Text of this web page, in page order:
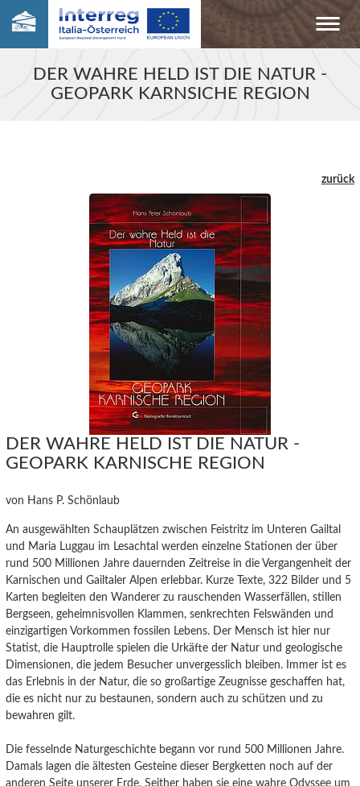
DER WAHRE HELD IST DIE NATUR -
GEOPARK KARNSICHE REGION
zurück
DER WAHRE HELD IST DIE NATUR -
GEOPARK KARNISCHE REGION
von Hans P. Schönlaub
An ausgewählten Schauplätzen zwischen Feistritz im Unteren Gailtal
und Maria Luggau im Lesachtal werden einzelne Stationen der über
rund 500 Millionen Jahre dauernden Zeitreise in die Vergangenheit der
Karnischen und Gailtaler Alpen erlebbar. Kurze Texte, 322 Bilder und 5
Karten begleiten den Wanderer zu rauschenden Wasserfällen, stillen
Bergseen, geheimnisvollen Klammen, senkrechten Felswänden und
einzigartigen Vorkommen fossilen Lebens. Der Mensch ist hier nur
Statist, die Hauptrolle spielen die Urkäfte der Natur und geologische
Dimensionen, die jedem Besucher unvergesslich bleiben. Immer ist es
das Erlebnis in der Natur, die so großartige Zeugnisse geschaffen hat,
die es nicht nur zu bestaunen, sondern auch zu schützen und zu
bewahren gilt.
Die fesselnde Naturgeschichte begann vor rund 500 Millionen Jahre.
Damals lagen die ältesten Gesteine dieser Bergketten noch auf der
anderen Seite unserer Erde. Seither haben sie eine wahre Odyssee um